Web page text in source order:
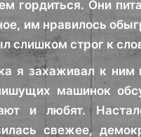
гордиться. Они
им нравилось
слишком строг к
я захаживал к ним
машинок
и любят.
свежее,